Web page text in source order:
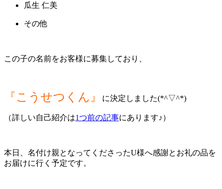
瓜生 仁美
その他
この子の名前をお客様に募集しており、
『こうせつくん』 に決定しました(*^▽^*)
（詳しい自己紹介は1つ前の記事にあります♪）
本日、名付け親となってくださったU様へ感謝とお礼の品を
お届けに行く予定です。